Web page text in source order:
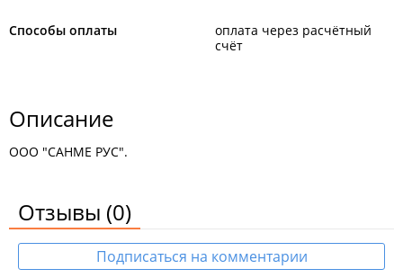
Способы оплаты
оплата через расчётный
счёт
Описание
ООО "САНМЕ РУС".
Отзывы (0)
Подписаться на комментарии